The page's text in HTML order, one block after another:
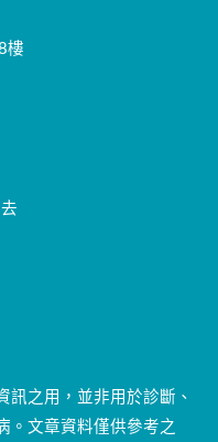
樓
訊之用，並非用於診斷、
。文章資料僅供參考之